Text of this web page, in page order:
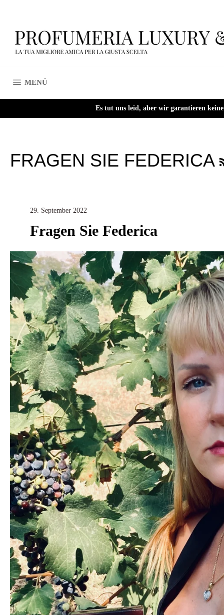
MENÜSEITENNAVIGATION
Es tut uns leid, aber wir garantieren
FRAGEN SIE FEDERICA
29. September 2022
Fragen Sie Federica